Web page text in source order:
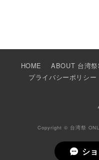
HOME ABOUT 台湾祭
プライバシーポリシー
Copyright © 台湾祭
シ